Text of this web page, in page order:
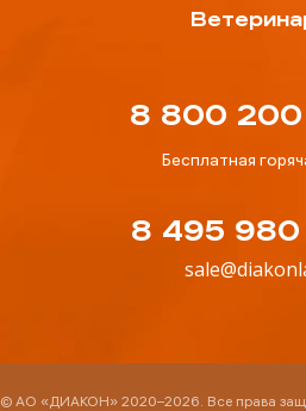
8 800
Бесплатная
8 495
© АО «ДИАКОН» 2020–2026. Все права